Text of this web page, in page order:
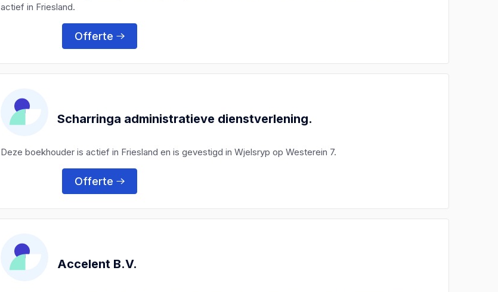
actief in Friesland.
Offerte
Scharringa administratieve dienstverlening.
Deze boekhouder is actief in Friesland en is gevestigd in Wjelsryp op Westerein 7.
Offerte
Accelent B.V.